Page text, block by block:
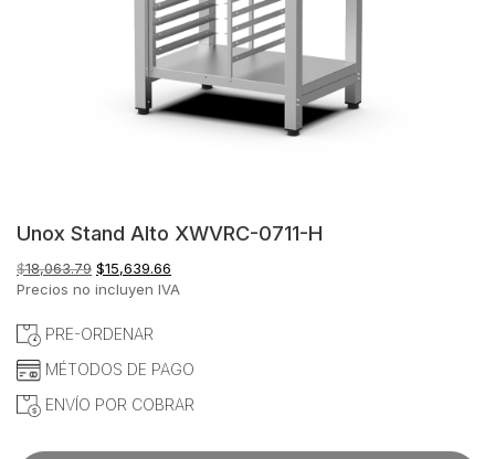
Unox Stand Alto XWVRC-0711-H
$18,063.79 El
precio
era:
$15,639.66
precio
Precios no incluyen IVA
PRE-ORDENAR
MÉTODOS DE PAGO
ENVÍO POR COBRAR